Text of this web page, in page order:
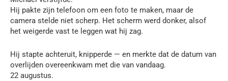
Hij pakte zijn telefoon om een foto te maken, maar de
camera stelde niet scherp. Het scherm werd donker, alsof
het weigerde vast te leggen wat hij zag.
Hij stapte achteruit, knipperde — en merkte dat de datum van
overlijden overeenkwam met die van vandaag.
22 augustus.